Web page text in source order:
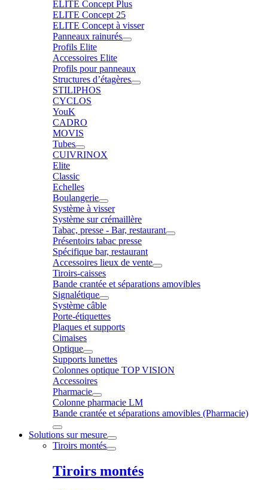
ELITE Concept Plus
ELITE Concept 25
ELITE Concept à visser
Panneaux rainurés
Profils Elite
Accessoires Elite
Profils pour panneaux
Structures d’étagères
STILIPHOS
CYCLOS
YouK
CADRO
MOVIS
Tubes
CUIVRINOX
Elite
Classic
Echelles
Boulangerie
Système à visser
Système sur crémaillère
Tabac, presse - Bar, restaurant
Présentoirs tabac presse
Spécifique bar, restaurant
Accessoires lieux de vente
Tiroirs-caisses
Bande crantée et séparations amovibles
Signalétique
Système câble
Porte-étiquettes
Plaques et supports
Cimaises
Optique
Supports lunettes
Colonnes optique TOP VISION
Accessoires
Pharmacie
Colonne pharmacie LM
Bande crantée et séparations amovibles (Pharmacie)
Solutions sur mesure
Tiroirs montés
Tiroirs montés